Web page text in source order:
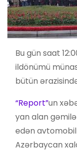
Bu gün saat
ildönümü
bütün
“Report”un
yan alan
edən
Azərbaycan